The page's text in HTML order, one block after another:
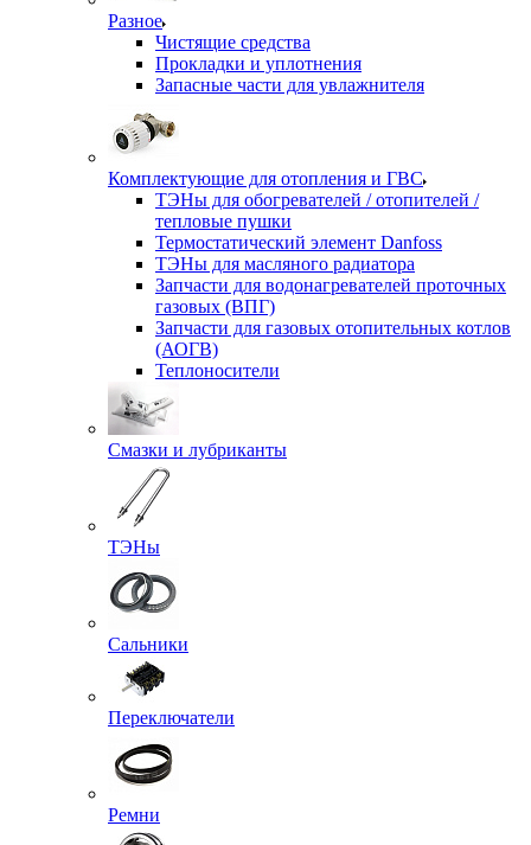
Разное
Чистящие средства
Прокладки и уплотнения
Запасные части для увлажнителя
Комплектующие для отопления и ГВС
ТЭНы для обогревателей / отопителей /
тепловые пушки
Термостатический элемент Danfoss
ТЭНы для масляного радиатора
Запчасти для водонагревателей проточных
газовых (ВПГ)
Запчасти для газовых отопительных котлов
(АОГВ)
Теплоносители
Смазки и лубриканты
ТЭНы
Сальники
Переключатели
Ремни